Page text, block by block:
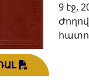
9 էջ,